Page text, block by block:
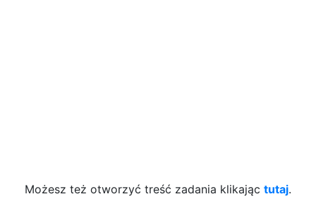
Możesz też otworzyć treść zadania klikając tutaj.